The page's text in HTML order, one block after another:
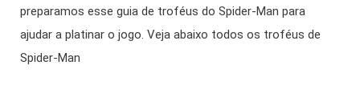
preparamos esse guia de troféus do Spider-Man para
ajudar a platinar o jogo. Veja abaixo todos os troféus de
Spider-Man